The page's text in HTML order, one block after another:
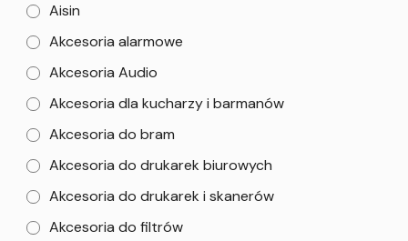
Aisin
Akcesoria alarmowe
Akcesoria Audio
Akcesoria dla kucharzy i barmanów
Akcesoria do bram
Akcesoria do drukarek biurowych
Akcesoria do drukarek i skanerów
Akcesoria do filtrów